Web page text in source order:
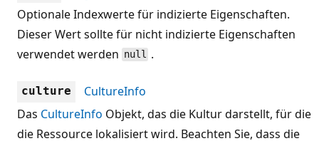
Optionale Indexwerte für indizierte Eigenschaften.
Dieser Wert sollte für nicht indizierte Eigenschaften
verwendet werden null .
culture
CultureInfo
Das CultureInfo Objekt, das die Kultur darstellt, für die
die Ressource lokalisiert wird. Beachten Sie, dass die